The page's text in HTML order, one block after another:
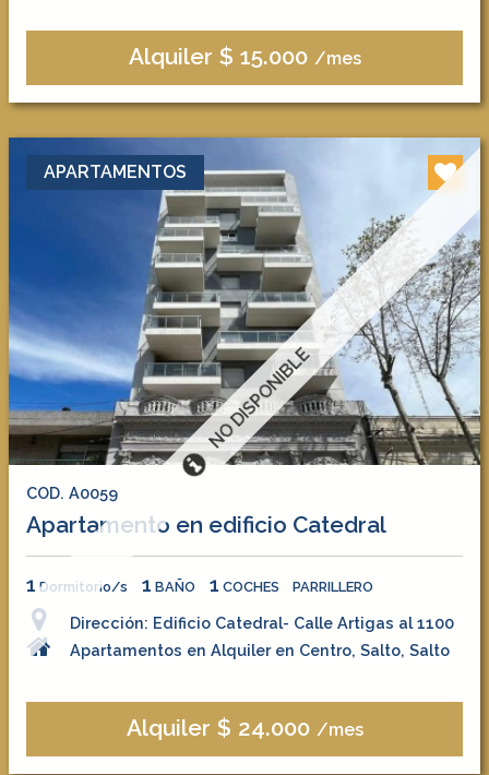
Alquiler $ 15.000 /mes
NO DISPONIBLE
APARTAMENTOS
COD. A0059
Apartamento en edificio Catedral
1 Dormitorio/s 1 BAÑO 1 COCHES PARRILLERO
Dirección: Edificio Catedral- Calle Artigas al 1100
Apartamentos en Alquiler en Centro, Salto, Salto
Alquiler $ 24.000 /mes